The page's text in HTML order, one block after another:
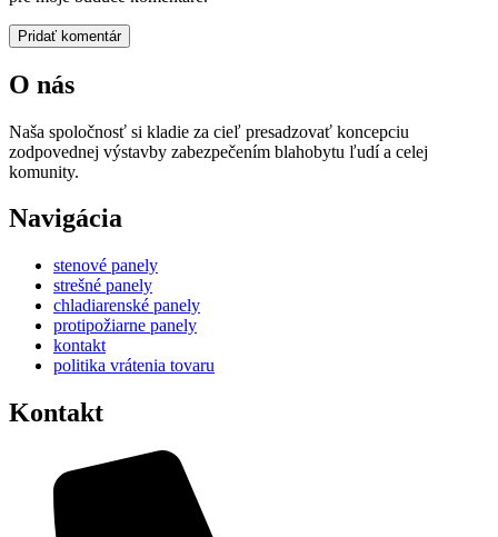
O nás
Naša spoločnosť si kladie za cieľ presadzovať koncepciu
zodpovednej výstavby zabezpečením blahobytu ľudí a celej
komunity.
Navigácia
stenové panely
strešné panely
chladiarenské panely
protipožiarne panely
kontakt
politika vrátenia tovaru
Kontakt